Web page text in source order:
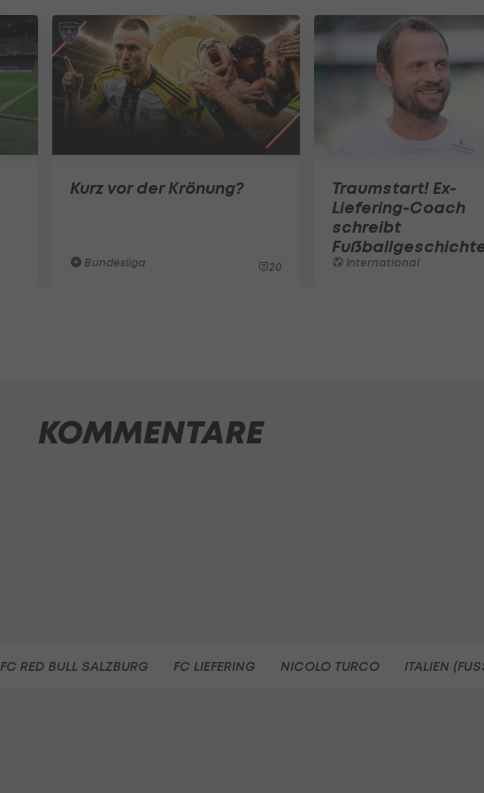
Kurz vor der Krönung?
Bundesliga 20
Traumstart! Ex-
Liefering-Coach
schreibt
International
KOMMENTARE
FC RED BULL SALZBURG FC LIEFERING NICOLO TURCO ITALIEN